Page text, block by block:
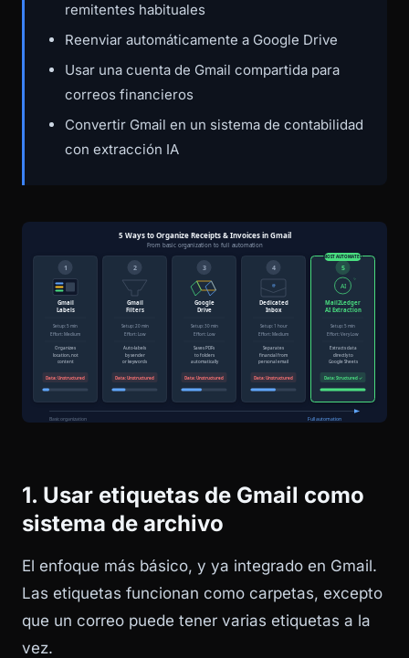
remitentes habituales
Reenviar automáticamente a Google Drive
Usar una cuenta de Gmail compartida para
correos financieros
Convertir Gmail en un sistema de contabilidad
con extracción IA
1. Usar etiquetas de Gmail como
sistema de archivo
El enfoque más básico, y ya integrado en Gmail.
Las etiquetas funcionan como carpetas, excepto
que un correo puede tener varias etiquetas a la
vez.